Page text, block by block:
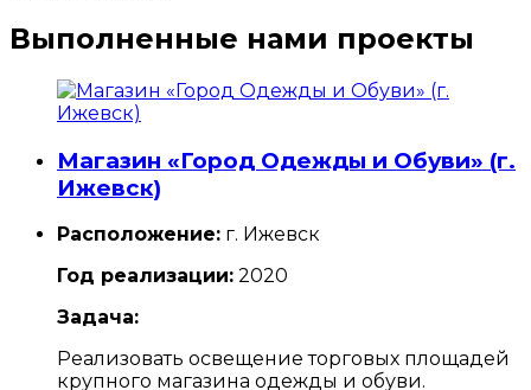
Выполненные нами проекты
Магазин «Город Одежды и Обуви» (г.
Ижевск)
Расположение: г. Ижевск
Год реализации: 2020
Задача:
Реализовать освещение торговых площадей
крупного магазина одежды и обуви.